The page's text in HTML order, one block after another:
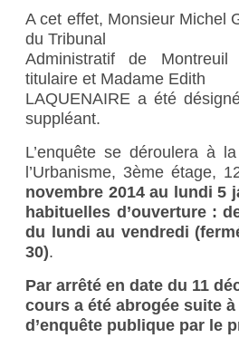
A cet effet, Monsieur Michel
du Tribunal
Administratif de
titulaire et Madame Edith
LAQUENAIRE a été
suppléant.
L’enquête se déroulera à
l’Urbanisme, 3ème étage,
novembre 2014 au lundi 5
habituelles d’ouverture :
du lundi au vendredi
30).
Par arrêté en date du 11
cours a été abrogée suite
d’enquête publique par le